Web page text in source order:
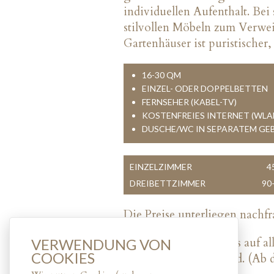
individuellen Aufenthalt. Bei
stilvollen Möbeln zum
Gartenhäuser ist
16-30 QM
EINZEL- ODER DOPPELBETTEN
FERNSEHER (KABEL-TV)
KOSTENFREIES INTERNET
DUSCHE/WC IN SEPARATEM
EINZELZIMMER
DREIBETTZIMMER
Die Preise unterliegen
Bitte beachten Sie, dass auf
City-Tax erhoben wird. (Ab
VERWENDUNG VON
COOKIES